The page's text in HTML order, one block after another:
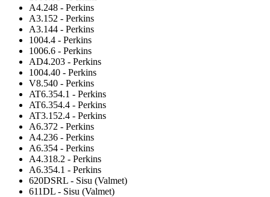
A4.248 - Perkins
A3.152 - Perkins
A3.144 - Perkins
1004.4 - Perkins
1006.6 - Perkins
AD4.203 - Perkins
1004.40 - Perkins
V8.540 - Perkins
AT6.354.1 - Perkins
AT6.354.4 - Perkins
AT3.152.4 - Perkins
A6.372 - Perkins
A4.236 - Perkins
A6.354 - Perkins
A4.318.2 - Perkins
A6.354.1 - Perkins
620DSRL - Sisu (Valmet)
611DL - Sisu (Valmet)